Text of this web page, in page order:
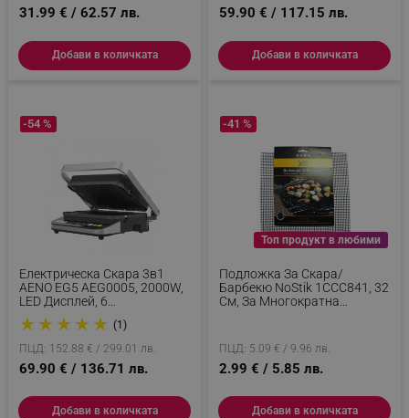
31.99 € / 62.57 лв.
Добави в количката
59.90 € / 117.15 лв.
Добави в количката
Електрическа Скара 3в1
AENO EG5 AEG0005, 2000W,
LED Дисплей, 6
Автоматични Програми, 180
Градусово Разгъване,
Инокс
★ ★ ★ ★ ★ (1)
-54 %
ПЦД: 152.88 € / 299.01 лв.
69.90 € / 136.71 лв.
Добави в количката
Топ продукт в любими
Подложка За Скара/
Барбекю NoStik 1CCC841, 32
См, За Многократна
-41 %
ПЦД: 5.09 € / 9.96 лв.
2.99 € / 5.85 лв.
Добави в количката
_sgf_user_id
.alleop.bg
_sgf_push_permission_asked .alleop.bg
_sgf_tracking .alleop.bg
Google Privacy Policy